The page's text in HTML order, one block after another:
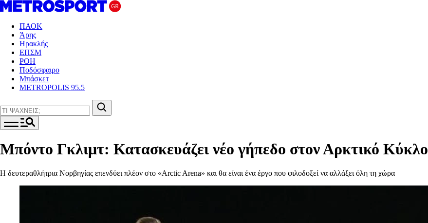
ΠΑΟΚ
Άρης
Ηρακλής
ΕΠΣΜ
ΡΟΗ
Ποδόσφαιρο
Μπάσκετ
METROPOLIS 95.5
Μπόντο Γκλιμτ: Κατασκευάζει νέο γήπεδο στον Αρκτικό Κύκλο
Η δευτεραθλήτρια Νορβηγίας επενδύει πλέον στο «Arctic Arena» και θα είναι ένα έργο που φιλοδοξεί να αλλάξει όλη τη χώρα